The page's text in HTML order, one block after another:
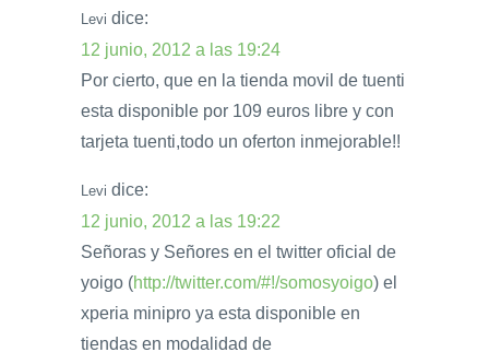
Levi dice:
12 junio, 2012 a las 19:24
Por cierto, que en la tienda movil de tuenti
esta disponible por 109 euros libre y con
tarjeta tuenti,todo un oferton inmejorable!!
Levi dice:
12 junio, 2012 a las 19:22
Señoras y Señores en el twitter oficial de
yoigo (http://twitter.com/#!/somosyoigo) el
xperia minipro ya esta disponible en
tiendas en modalidad de